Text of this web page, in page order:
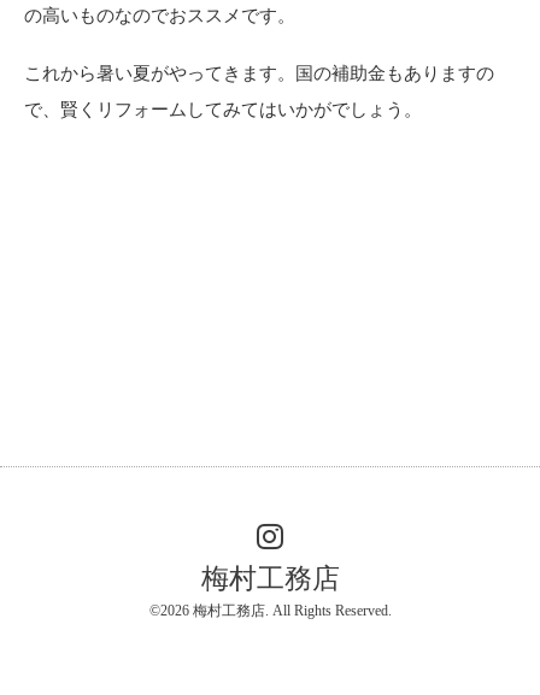
の高いものなのでおススメです。
これから暑い夏がやってきます。国の補助金もありますの
で、賢くリフォームしてみてはいかがでしょう。
梅村工務店
©2026 梅村工務店. All Rights Reserved.